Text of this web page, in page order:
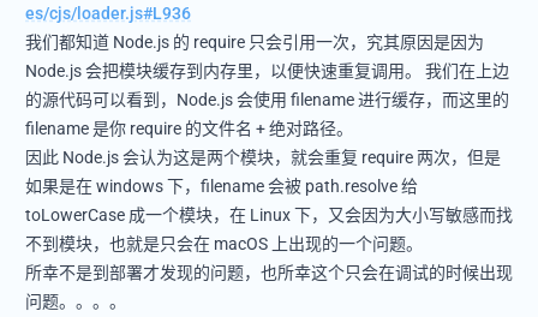
es/cjs/loader.js#L936
我们都知道 Node.js 的 require 只会引用一次，究其原因是因为
Node.js 会把模块缓存到内存里，以便快速重复调用。 我们在上边
的源代码可以看到，Node.js 会使用 filename 进行缓存，而这里的
filename 是你 require 的文件名 + 绝对路径。
因此 Node.js 会认为这是两个模块，就会重复 require 两次，但是
如果是在 windows 下，filename 会被 path.resolve 给
toLowerCase 成一个模块，在 Linux 下，又会因为大小写敏感而找
不到模块，也就是只会在 macOS 上出现的一个问题。
所幸不是到部署才发现的问题，也所幸这个只会在调试的时候出现
问题。。。。